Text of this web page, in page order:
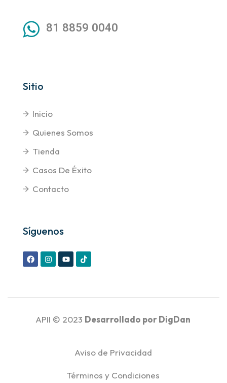
81 8859 0040
Sitio
Inicio
Quienes Somos
Tienda
Casos De Éxito
Contacto
Síguenos
APII © 2023 Desarrollado porDigDan
Aviso de Privacidad
Términos y Condiciones